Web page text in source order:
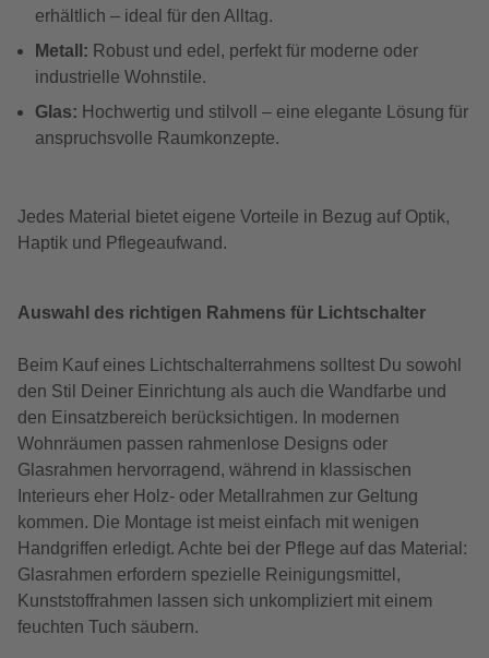
erhältlich – ideal für den Alltag.
Metall: Robust und edel, perfekt für moderne oder
industrielle Wohnstile.
Glas: Hochwertig und stilvoll – eine elegante Lösung für
anspruchsvolle Raumkonzepte.
Jedes Material bietet eigene Vorteile in Bezug auf Optik,
Haptik und Pflegeaufwand.
Auswahl des richtigen Rahmens für Lichtschalter
Beim Kauf eines Lichtschalterrahmens solltest Du sowohl
den Stil Deiner Einrichtung als auch die Wandfarbe und
den Einsatzbereich berücksichtigen. In modernen
Wohnräumen passen rahmenlose Designs oder
Glasrahmen hervorragend, während in klassischen
Interieurs eher Holz- oder Metallrahmen zur Geltung
kommen. Die Montage ist meist einfach mit wenigen
Handgriffen erledigt. Achte bei der Pflege auf das Material:
Glasrahmen erfordern spezielle Reinigungsmittel,
Kunststoffrahmen lassen sich unkompliziert mit einem
feuchten Tuch säubern.